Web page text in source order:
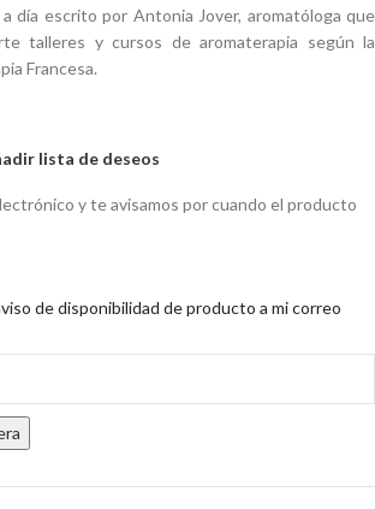
día escrito por Antonia Jover, aromatóloga que
talleres y cursos de aromaterapia según la
Francesa.
lista de deseos
y te avisamos por cuando el producto
de disponibilidad de producto a mi correo